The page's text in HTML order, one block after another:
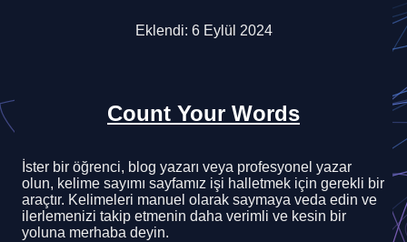
Eklendi: 6 Eylül 2024
Count Your Words
İster bir öğrenci, blog yazarı veya profesyonel yazar
olun, kelime sayımı sayfamız işi halletmek için gerekli bir
araçtır. Kelimeleri manuel olarak saymaya veda edin ve
ilerlemenizi takip etmenin daha verimli ve kesin bir
yoluna merhaba deyin.